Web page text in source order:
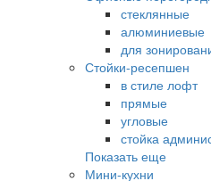
стеклянные
алюминиевые
для
Стойки-ресепшен
в стиле лофт
прямые
угловые
стойка
Показать еще
Мини-кухни